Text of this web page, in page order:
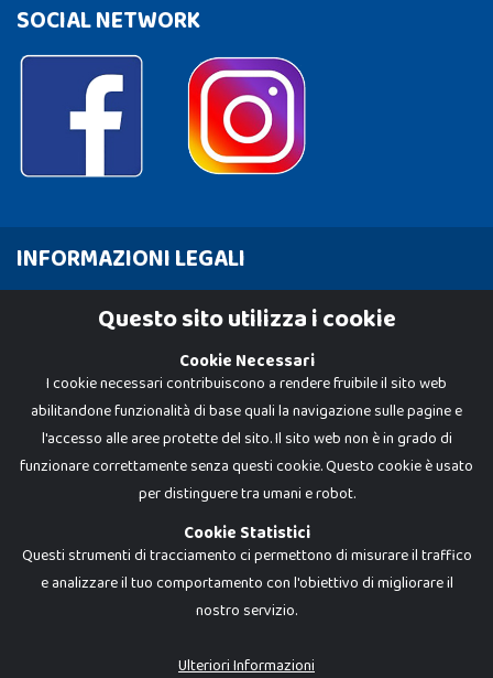
SOCIAL NETWORK
INFORMAZIONI LEGALI
Cookie Policy
Dadi e Mattoncini è un brand di Giocabene Srl. Ogni riproduzione o utilizzo non
I prezzi e le promozioni pubblicate potrebbero differire da quanto esposto in
Questo sito utilizza i cookie
Cookie Necessari
I cookie necessari contribuiscono a rendere fruibile il sito web
abilitandone funzionalità di base quali la navigazione sulle pagine e
l'accesso alle aree protette del sito. Il sito web non è in grado di
funzionare correttamente senza questi cookie. Questo cookie è usato
per distinguere tra umani e robot.
Cookie Statistici
Questi strumenti di tracciamento ci permettono di misurare il traffico
e analizzare il tuo comportamento con l'obiettivo di migliorare il
nostro servizio.
Ulteriori Informazioni